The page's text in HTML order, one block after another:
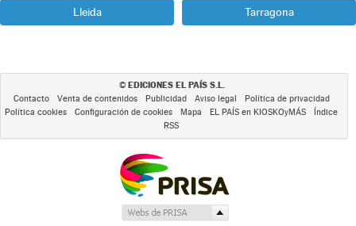
Lleida Tarragona
© EDICIONES EL PAÍS S.L.
Contacto Venta de contenidos Publicidad Aviso legal
Política de privacidad
Política cookies
Configuración de cookies Mapa EL PAÍS en KIOSKOyMÁS
Índice
RSS